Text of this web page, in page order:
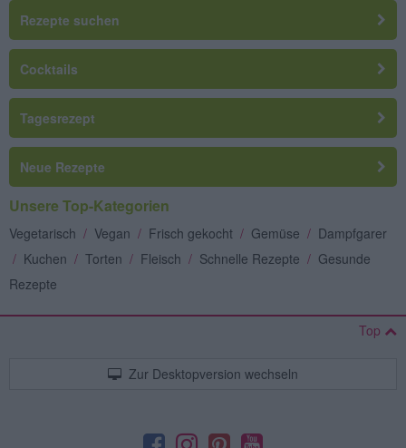
Rezepte suchen
Cocktails
Tagesrezept
Neue Rezepte
Unsere Top-Kategorien
Vegetarisch / Vegan / Frisch gekocht / Gemüse / Dampfgarer
/ Kuchen / Torten / Fleisch / Schnelle Rezepte / Gesunde
Rezepte
Top
Zur Desktopversion wechseln